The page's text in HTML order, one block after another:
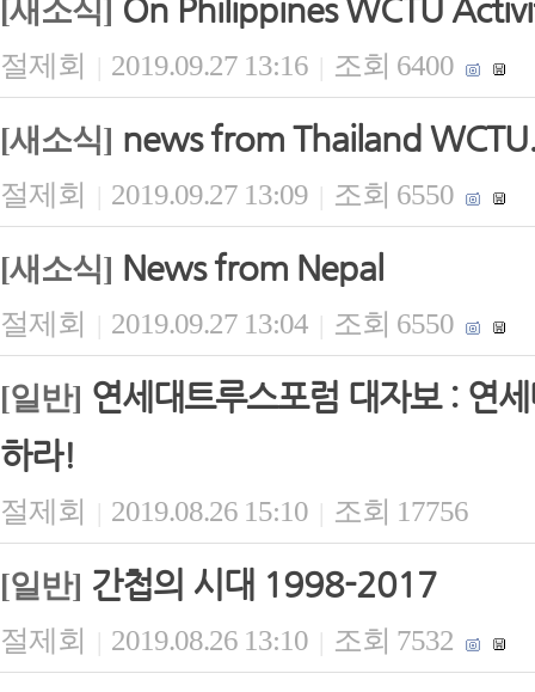
[새소식] On Philippines WCTU
절제회 | 2019.09.27 13:16 | 조회 6400
[새소식] news from Thailand
절제회 | 2019.09.27 13:09 | 조회 6550
[새소식] News from Nepal
절제회 | 2019.09.27 13:04 | 조회 6550
[일반] 연세대트루스포럼 대자보 : 연
하라!
절제회 | 2019.08.26 15:10 | 조회 17756
[일반] 간첩의 시대 1998-2017
절제회 | 2019.08.26 13:10 | 조회 7532